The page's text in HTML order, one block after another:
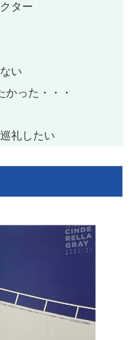
ター
い
かった・・・
礼したい